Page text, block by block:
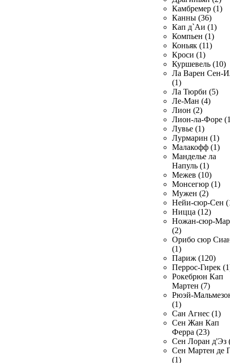
Камбремер (1)
Канны (36)
Кап д`Аи (1)
Компьен (1)
Коньяк (11)
Кроси (1)
Куршевель (10)
Ла Варен Сен-
(1)
Ла Тюрби (5)
Ле-Ман (4)
Лион (2)
Лион-ла-Форе
Лувье (1)
Лурмарин (1)
Малакофф (1)
Манделье ла
Напуль (1)
Межев (10)
Монсегюр (1)
Мужен (2)
Нейи-сюр-Сен
Ницца (12)
Ножан-сюр-
(2)
Орибо сюр
(1)
Париж (120)
Перрос-Гирек
Рокебрюн Кап
Мартен (7)
Рюэй-
(1)
Сан Агнес (1)
Сен Жан Кап
Ферра (23)
Сен Лоран д'Эз
Сен Мартен де
(1)